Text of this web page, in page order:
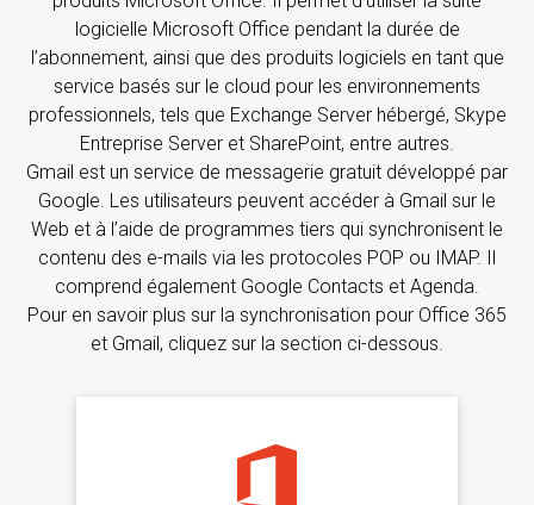
logicielle Microsoft Office pendant la durée de
l’abonnement, ainsi que des produits logiciels en tant que
service basés sur le cloud pour les environnements
professionnels, tels que Exchange Server hébergé, Skype
Entreprise Server et SharePoint, entre autres.
Gmail est un service de messagerie gratuit développé par
Google. Les utilisateurs peuvent accéder à Gmail sur le
Web et à l’aide de programmes tiers qui synchronisent le
contenu des e-mails via les protocoles POP ou IMAP. Il
comprend également Google Contacts et Agenda.
Pour en savoir plus sur la synchronisation pour Office 365
et Gmail, cliquez sur la section ci-dessous.